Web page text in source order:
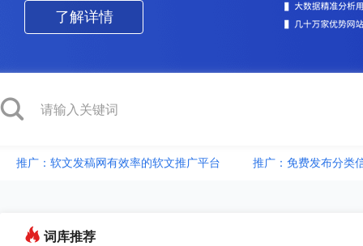
了解详情
推广：软文发稿网有效率的软文推广平台 推广：免费发布分类
词库推荐